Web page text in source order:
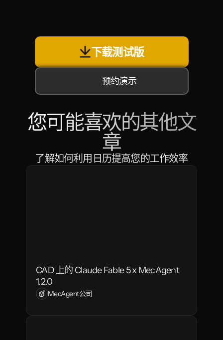
下载测试版
预约演示
您可能喜欢的其他文
章
了解如何利用日历提高您的工作效率
CAD 上的 Claude Fable 5 x MecAgent
1.2.0
MecAgent公司